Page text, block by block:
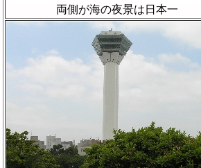
両側が海の夜景は日本一